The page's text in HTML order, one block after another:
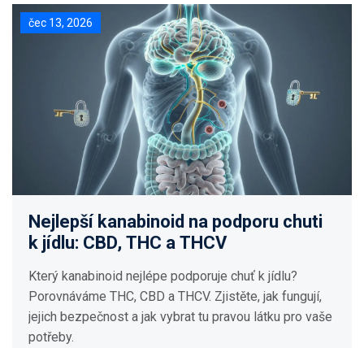
čec 13, 2026
Nejlepší kanabinoid na podporu chuti
k jídlu: CBD, THC a THCV
Který kanabinoid nejlépe podporuje chuť k jídlu?
Porovnáváme THC, CBD a THCV. Zjistěte, jak fungují,
jejich bezpečnost a jak vybrat tu pravou látku pro vaše
potřeby.